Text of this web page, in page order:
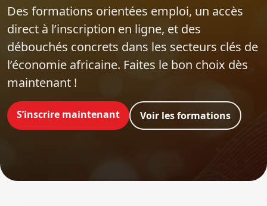
Des formations orientées emploi‍, un accès
direct à l’inscription en ligne, et des
débouchés concrets dans les secteurs clés de
l’économie africaine. Faites le bon choix dès
maintenant !
S’inscrire maintenant Voir les formations